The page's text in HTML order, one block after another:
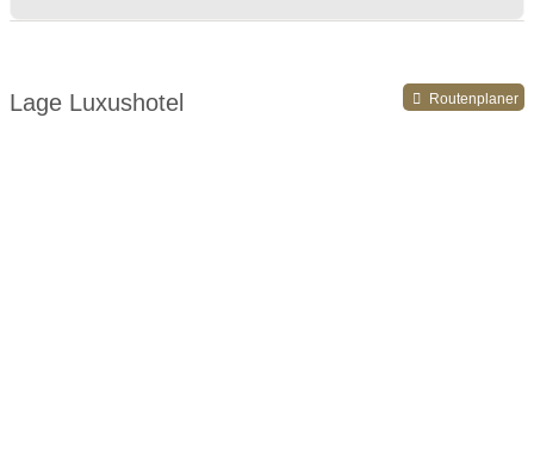
Lage Luxushotel Routenplaner